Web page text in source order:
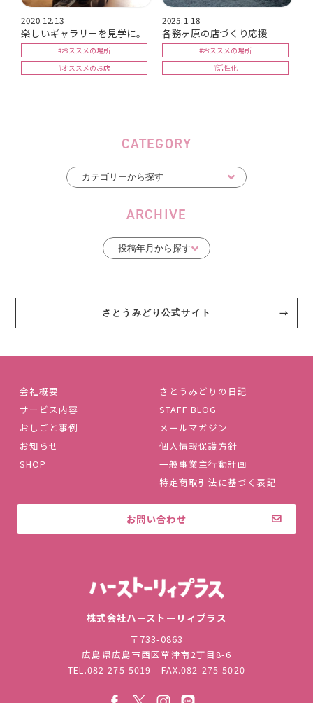
2020.12.13
楽しいギャラリーを見学に。
#おススメの場所
#オススメのお店
2025.1.18
各務ヶ原の店づくり応援
#おススメの場所
#活性化
CATEGORY
ARCHIVE
さとうみどり公式サイト
会社概要
サービス内容
おしごと事例
お知らせ
SHOP
さとうみどりの日記
STAFF BLOG
メールマガジン
個人情報保護方針
一般事業主行動計画
特定商取引法に基づく表記
お問い合わせ
株式会社ハーストーリィプラス
〒733-0863
広島県広島市西区草津南2丁目8-6
TEL.082-275-5019 FAX.082-275-5020